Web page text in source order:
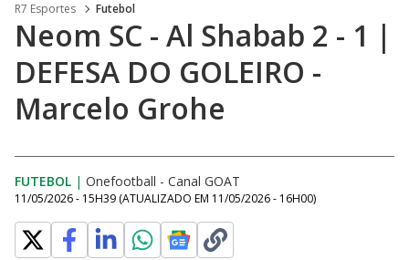
R7 Esportes Futebol
Neom SC - Al Shabab 2 - 1 |
DEFESA DO GOLEIRO -
Marcelo Grohe
FUTEBOL | Onefootball - Canal GOAT
11/05/2026 - 15H39 (ATUALIZADO EM 11/05/2026 - 16H00)